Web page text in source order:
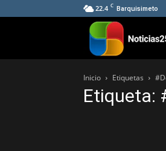
22.4 C Barquisimeto
Inicio Etiquetas
Etiqueta: